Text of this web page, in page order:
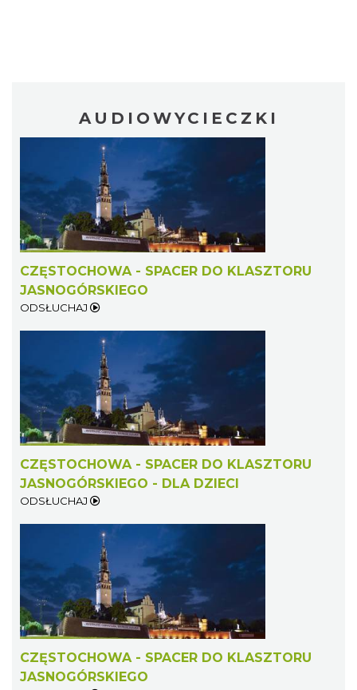
AUDIOWYCIECZKI
CZĘSTOCHOWA - SPACER DO KLASZTORU
JASNOGÓRSKIEGO
ODSŁUCHAJ
CZĘSTOCHOWA - SPACER DO KLASZTORU
JASNOGÓRSKIEGO - DLA DZIECI
ODSŁUCHAJ
CZĘSTOCHOWA - SPACER DO KLASZTORU
JASNOGÓRSKIEGO